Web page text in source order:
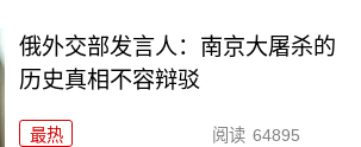
俄外交部发言人：南京大屠杀的
历史真相不容辩驳
最热 阅读 64895